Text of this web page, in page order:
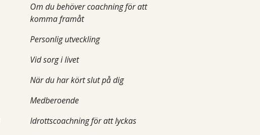
Om du behöver coachning för att
komma framåt
Personlig utveckling
Vid sorg i livet
När du har kört slut på dig
Medberoende
Idrottscoachning för att lyckas